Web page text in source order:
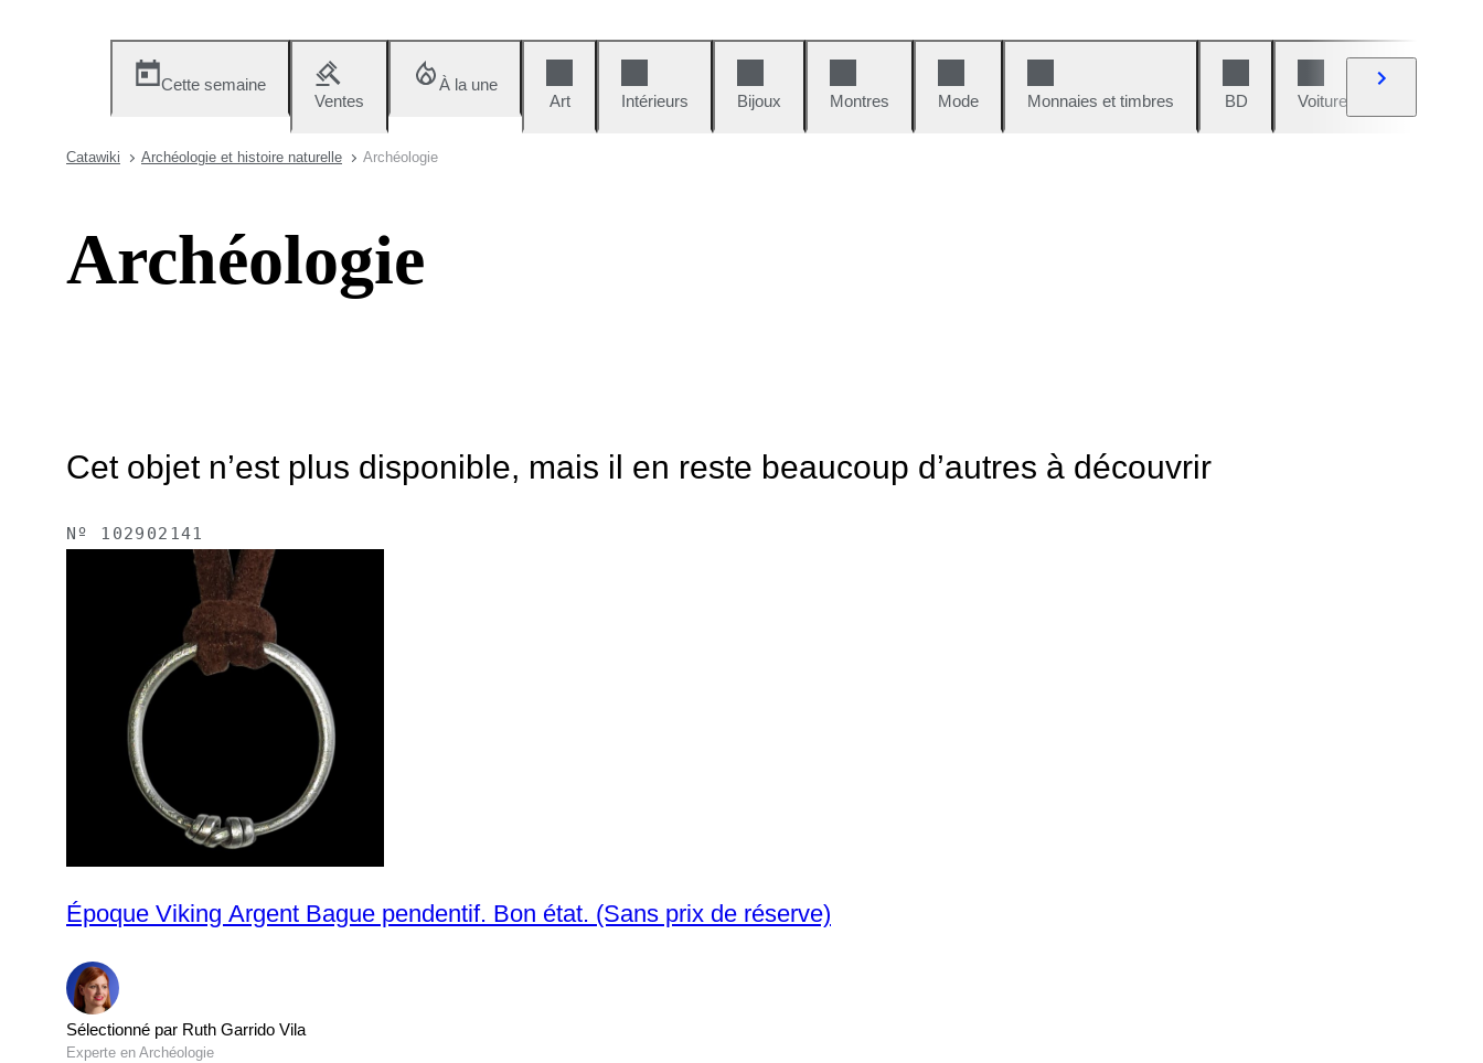
Cette semaine
Ventes
À la une
Art
Intérieurs Bijoux Montres Mode Monnaies et timbres BD Voitures et motos
Catawiki Archéologie et histoire naturelle Archéologie
Archéologie
Cet objet n’est plus disponible, mais il en reste beaucoup d’autres à découvrir
Nº 102902141
Époque Viking Argent Bague pendentif. Bon état. (Sans prix de réserve)
Sélectionné par Ruth Garrido Vila
Experte en Archéologie